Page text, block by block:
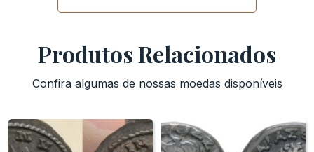
Produtos Relacionados
Confira algumas de nossas moedas disponíveis